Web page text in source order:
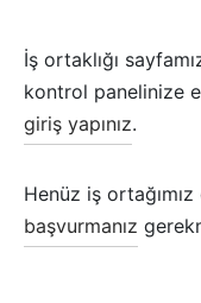
İş ortaklığı
kontrol panelinize
giriş yapınız.
Henüz iş
başvurmanız
Modelleri
Markası Hakkında
TOPLULUĞU
(Yalınayak)
Blog